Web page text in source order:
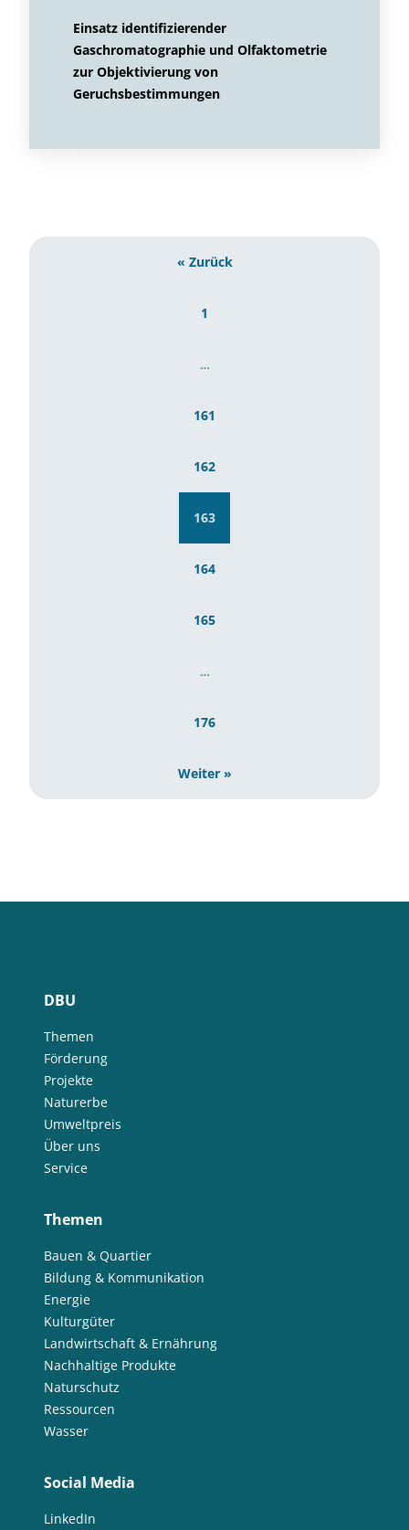
Einsatz identifizierender
Gaschromatographie und Olfaktometrie
zur Objektivierung von
Geruchsbestimmungen
« Zurück
1
…
161
162
163
164
165
…
176
Weiter »
DBU
Themen
Förderung
Projekte
Naturerbe
Umweltpreis
Über uns
Service
Themen
Bauen & Quartier
Bildung & Kommunikation
Energie
Kulturgüter
Landwirtschaft & Ernährung
Nachhaltige Produkte
Naturschutz
Ressourcen
Wasser
Social Media
LinkedIn